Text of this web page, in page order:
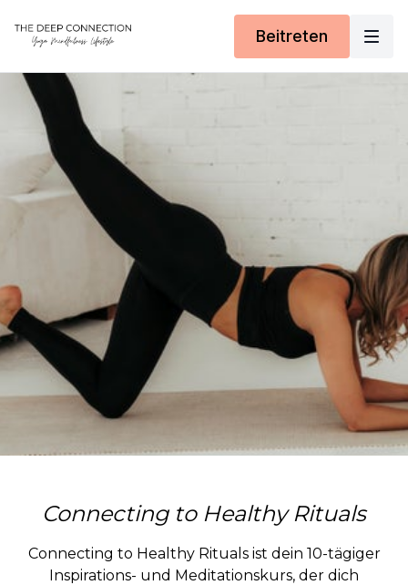
Beitreten
Connecting to Healthy Rituals
Connecting to Healthy Rituals ist dein 10-tägiger
Inspirations- und Meditationskurs, der dich